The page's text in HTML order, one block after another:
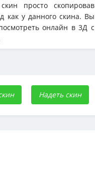
просто скопировав
как у данного скина. Вы
онлайн в 3Д с
Надеть скин